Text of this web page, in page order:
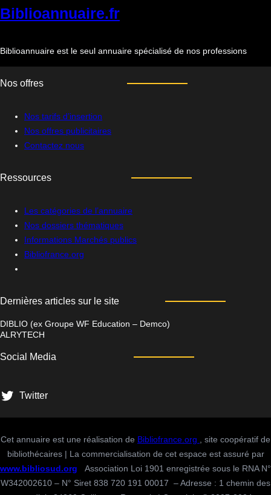
Biblioannuaire.fr
Biblioannuaire est le seul annuaire spécialisé de nos professions
Nos offres
Nos tarifs d’insertion
Nos offres publicitaires
Contactez nous
Ressources
Les catégories de l’annuaire
Nos dossiers thématiques
Informations Marchés publics
Bibliofrance .org
Dernières articles sur le site
DIBLIO (ex Groupe WF Education – Demco)
ALRYTECH
Social Media
Twitter
Cet annuaire est une réalisation de Bibliofrance.org , site coopératif de
bibliothécaires | La commercialisation de cet espace est assuré par
www.bibliosud.org
Association Loi 1901 enregistrée sous le RNA N°
W342002610 – N° Siret 838 720 191 00017 – Adresse : 1 chemin des